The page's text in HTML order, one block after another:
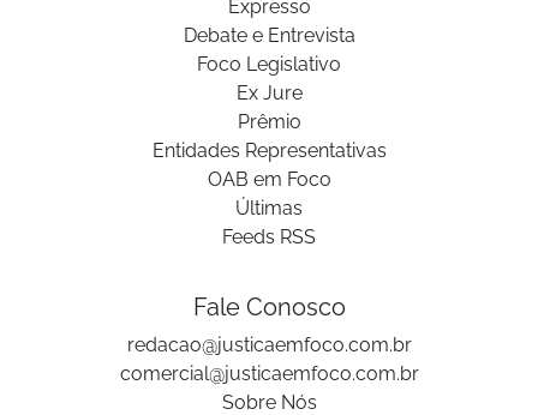
Expresso
Debate e Entrevista
Foco Legislativo
Ex Jure
Prêmio
Entidades Representativas
OAB em Foco
Últimas
Feeds RSS
Fale Conosco
redacao@justicaemfoco.com.br
comercial@justicaemfoco.com.br
Sobre Nós